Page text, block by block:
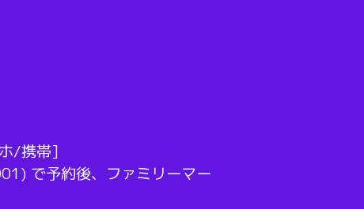
/携帯]
で予約後、ファミリーマー